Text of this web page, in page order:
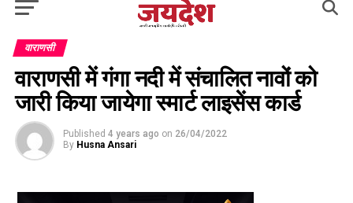
वाराणसी
वाराणसी में गंगा नदी में संचालित नावों को
जारी किया जायेगा स्मार्ट लाइसेंस कार्ड
Published 4 years ago on 26/04/2022
By Husna Ansari